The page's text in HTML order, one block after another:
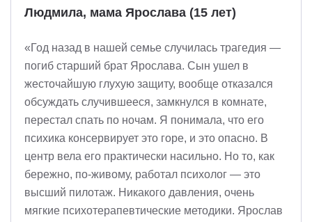
Людмила, мама Ярослава (15 лет)
«Год назад в нашей семье случилась трагедия —
погиб старший брат Ярослава. Сын ушел в
жесточайшую глухую защиту, вообще отказался
обсуждать случившееся, замкнулся в комнате,
перестал спать по ночам. Я понимала, что его
психика консервирует это горе, и это опасно. В
центр вела его практически насильно. Но то, как
бережно, по-живому, работал психолог — это
высший пилотаж. Никакого давления, очень
мягкие психотерапевтические методики. Ярослав